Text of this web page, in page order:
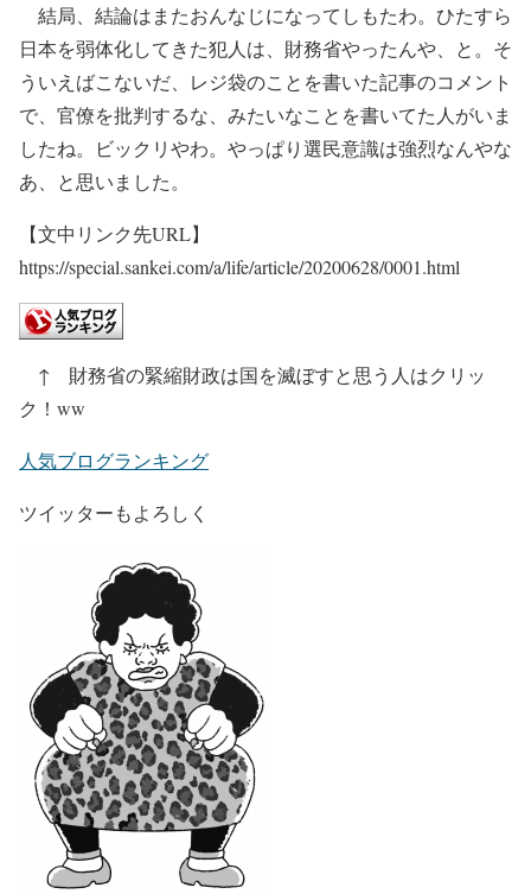
結局、結論はまたおんなじになってしもたわ。ひたすら
日本を弱体化してきた犯人は、財務省やったんや、と。そ
ういえばこないだ、レジ袋のことを書いた記事のコメント
で、官僚を批判するな、みたいなことを書いてた人がいま
したね。ビックリやわ。やっぱり選民意識は強烈なんやな
あ、と思いました。
【文中リンク先URL】
https://special.sankei.com/a/life/article/20200628/0001.html
↑ 財務省の緊縮財政は国を滅ぼすと思う人はクリッ
ク！ww
人気ブログランキング
ツイッターもよろしく